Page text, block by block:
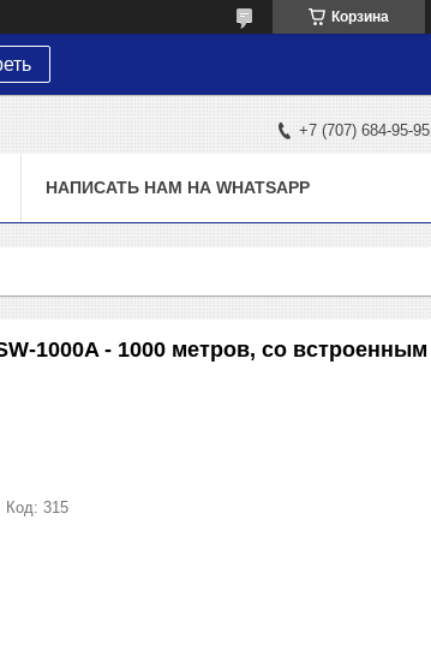
Корзина
+7 (707) 684-95-95
НАПИСАТЬ НАМ НА WHATSAPP
1000A - 1000 метров, со встроенным
Код: 315